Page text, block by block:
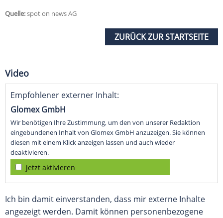
Quelle:spot on news AG
ZURÜCK ZUR STARTSEITE
Video
Empfohlener externer Inhalt:
Glomex GmbH
Wir benötigen Ihre Zustimmung, um den von unserer Redaktion
eingebundenen Inhalt von Glomex GmbH anzuzeigen. Sie können
diesen mit einem Klick anzeigen lassen und auch wieder
deaktivieren.
jetzt aktivieren
Ich bin damit einverstanden, dass mir externe Inhalte
angezeigt werden. Damit können personenbezogene